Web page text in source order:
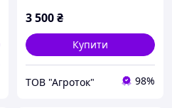
3 500₴
Купити
ТОВ "Агроток" 98%